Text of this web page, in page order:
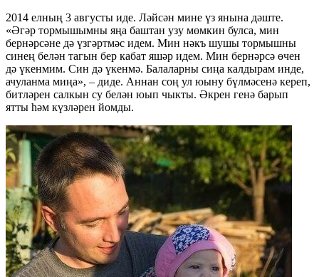
2014 елның 3 августы иде. Ләйсән мине үз янына дәште.
«Әгәр тормышымны яңа баштан узу мөмкин булса, мин
бернәрсәне дә үзгәртмәс идем. Мин нәкъ шушы тормышны
синең белән тагын бер кабат яшәр идем. Мин бернәрсә өчен
дә үкенмим. Син дә үкенмә. Балаларны сиңа калдырам инде,
ачуланма миңа», – диде. Аннан соң ул юыну бүлмәсенә кереп,
битләрен салкын су белән юып чыкты. Әкрен генә барып
ятты һәм күзләрен йомды.